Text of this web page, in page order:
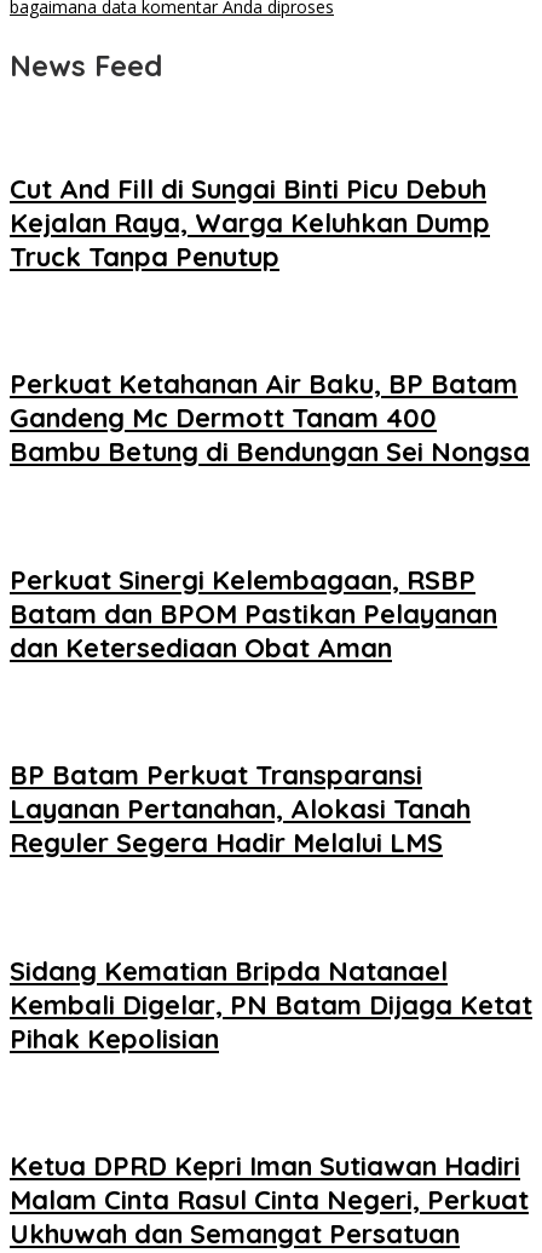
bagaimana data komentar Anda diproses
News Feed
Cut And Fill di Sungai Binti Picu Debuh
Kejalan Raya, Warga Keluhkan Dump
Truck Tanpa Penutup
Perkuat Ketahanan Air Baku, BP Batam
Gandeng Mc Dermott Tanam 400
Bambu Betung di Bendungan Sei Nongsa
Perkuat Sinergi Kelembagaan, RSBP
Batam dan BPOM Pastikan Pelayanan
dan Ketersediaan Obat Aman
BP Batam Perkuat Transparansi
Layanan Pertanahan, Alokasi Tanah
Reguler Segera Hadir Melalui LMS
Sidang Kematian Bripda Natanael
Kembali Digelar, PN Batam Dijaga Ketat
Pihak Kepolisian
Ketua DPRD Kepri Iman Sutiawan Hadiri
Malam Cinta Rasul Cinta Negeri, Perkuat
Ukhuwah dan Semangat Persatuan